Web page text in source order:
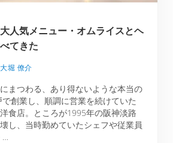
人気メニュー・オムライスとヘ
てきた
大堀 僚介
まつわる、あり得ないような本当の
創業し、順調に営業を続けていた
食店。ところが1995年の阪神淡路
し、当時勤めていたシェフや従業員